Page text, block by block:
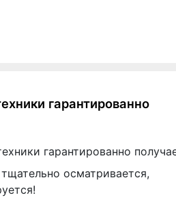
гарантированно
гарантированно
осматривается,